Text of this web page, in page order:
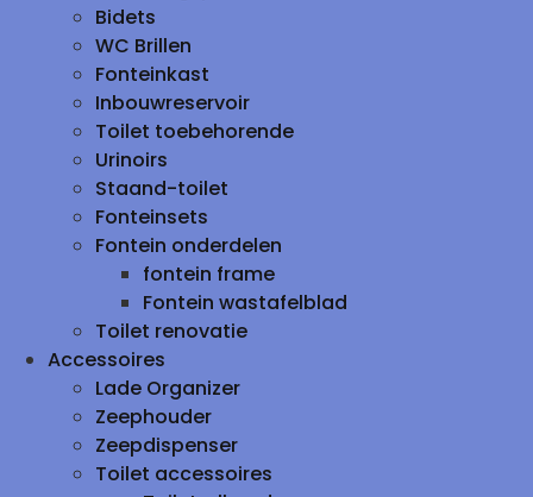
Bidets
WC Brillen
Fonteinkast
Inbouwreservoir
Toilet toebehorende
Urinoirs
Staand-toilet
Fonteinsets
Fontein onderdelen
fontein frame
Fontein wastafelblad
Toilet renovatie
Accessoires
Lade Organizer
Zeephouder
Zeepdispenser
Toilet accessoires